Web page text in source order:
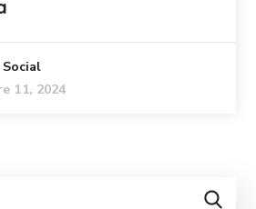
11, 2024